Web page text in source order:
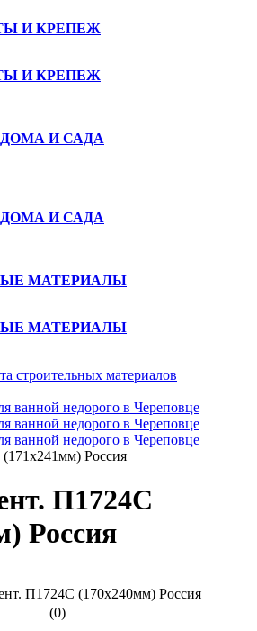
И КРЕПЕЖ
И КРЕПЕЖ
И САДА
И САДА
МАТЕРИАЛЫ
МАТЕРИАЛЫ
строительных материалов
ванной недорого в Череповце
ванной недорого в Череповце
ванной недорого в Череповце
Россия
П1724С
Россия
(0)